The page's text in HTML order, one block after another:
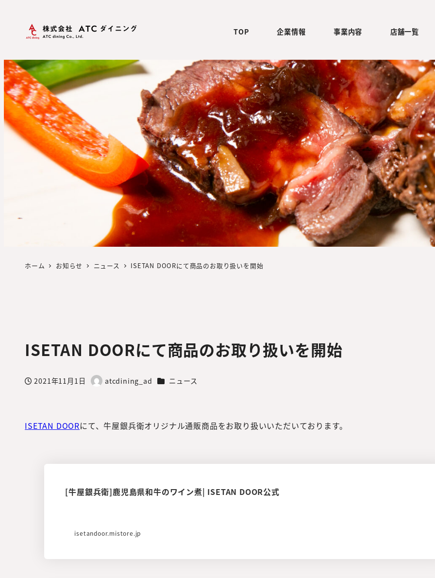
TOP 企業情報 事業内容 店舗一覧
ホーム お知らせ ニュース ISETAN DOORにて商品のお取り扱いを開始
ISETAN DOORにて商品のお取り扱いを開始
投稿日
2021年11月1日
著
atcdining_ad カテゴリー
ニュース
ISETAN DOORにて、牛屋銀兵衛オリジナル通販商品をお取り扱いいただいております。
[牛屋銀兵衛]鹿児島県和牛のワイン煮| ISETAN DOOR公式
isetandoor.mistore.jp